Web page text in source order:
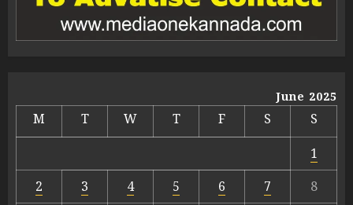
June 2025
M T W T F S
S
1
2
3 4 5 6 7
8